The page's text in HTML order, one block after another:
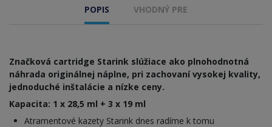
POPIS VHODNÝ PRE
Značková cartridge Starink slúžiace ako plnohodnotná
náhrada originálnej náplne, pri zachovaní vysokej kvality,
jednoduché inštalácie a nízke ceny.
Kapacita: 1 x 28,5 ml + 3 x 19 ml
Atramentové kazety Starink dnes radíme k tomu